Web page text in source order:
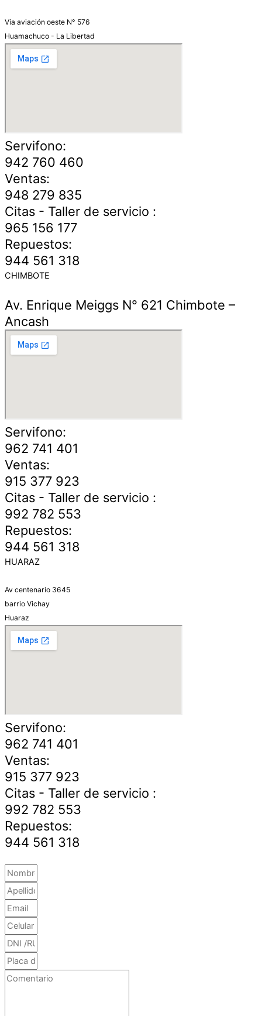
Via aviación oeste N° 576
Huamachuco - La Libertad
Servifono:
942 760 460
Ventas:
948 279 835
Citas - Taller de servicio :
965 156 177
Repuestos:
944 561 318
CHIMBOTE
Av. Enrique Meiggs N° 621 Chimbote –
Ancash
Servifono:
962 741 401
Ventas:
915 377 923
Citas - Taller de servicio :
992 782 553
Repuestos:
944 561 318
HUARAZ
Av centenario 3645
barrio Vichay
Huaraz
Servifono:
962 741 401
Ventas:
915 377 923
Citas - Taller de servicio :
992 782 553
Repuestos:
944 561 318